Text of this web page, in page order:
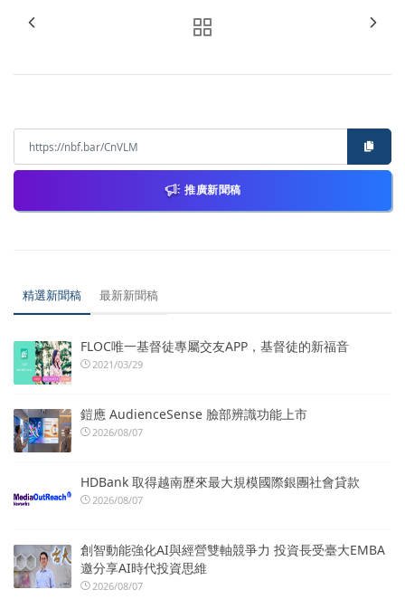
推廣新聞稿
精選新聞稿 最新新聞稿
FLOC唯一基督徒專屬交友APP，基督徒的新福音
2021/03/29
鎧應 AudienceSense 臉部辨識功能上市
2026/08/07
HDBank 取得越南歷來最大規模國際銀團社會貸款
2026/08/07
創智動能強化AI與經營雙軸競爭力 投資長受臺大EMBA
邀分享AI時代投資思維
2026/08/07